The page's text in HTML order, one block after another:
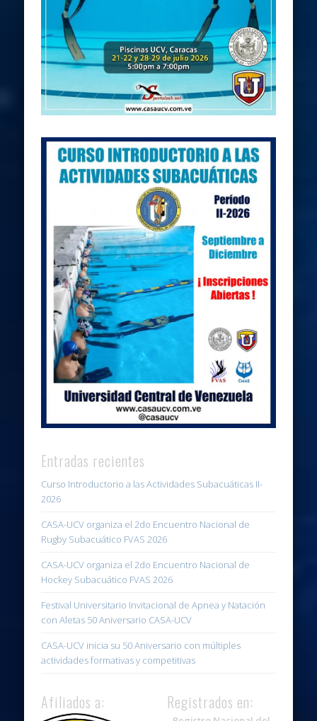
Entradas recientes
Curso Introductorio a las Actividades Subacuáticas II-
2026
CASA-UCV organiza el 2do Encuentro Nacional de
Rugby Subacuático FVAS 2026
CASA-UCV organiza el 2do Encuentro Nacional de
Hockey Subacuático FVAS 2026
Festival Universitario Invitacional de Apnea y Natación
con Aletas 50 Aniversario CASA-UCV
CASA-UCV inicia su 50 Aniversario con múltiples
actividades formativas y competitivas
Afiliados a: Registrados en: